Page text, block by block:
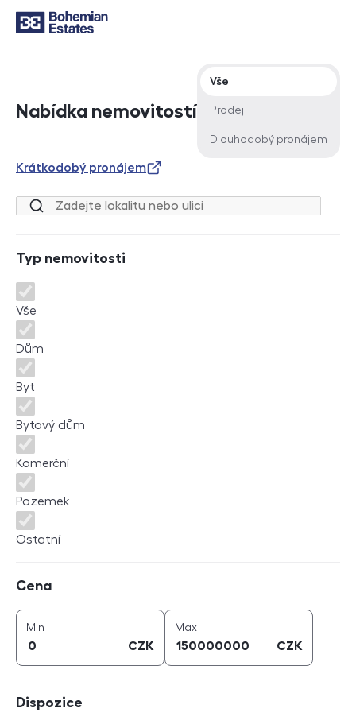
Nabídka nemovitostí
Typ nabídky
Vše
Prodej
Dlouhodobý pronájem
Krátkodobý pronájem
Lokalita nebo ulice
Typ nemovitosti
Typ nemovitosti
Vše
Dům
Byt
Bytový dům
Komerční
Pozemek
Ostatní
Cena
Min
CZK
Maxcena (
CZK
Dispozice